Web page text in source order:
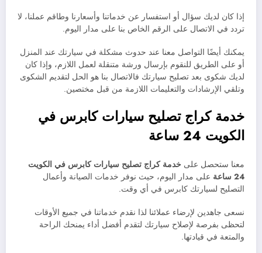
إذا كان لديك سؤال أو استفسار عن خدماتنا وأسعارنا وطاقم عملنا، لا
تردد في الاتصال على الرقم الخاص بنا على مدار اليوم.
يمكنك أيضًا التواصل معنا عند حدوث مشكلة في سيارتك عند المنزل
أو على الطريق للنقوم بإرسال ورشة متنقلة لعمل اللازم، وإذا كان
لديك شكوى بعد تصليح سيارتك فالاتصال بنا هو الحل لتقديم الشكوى
وتلقي الإرشادات والتعليمات اللازمة من قبل مختصين.
خدمة كراج تصليح سيارات كابرس في
الكويت 24 ساعة
معنا ستحصل على خدمةكراج تصليح سيارات كابرس في الكويت
24 ساعة
على مدار اليوم، حيث نوفر خدمات الصيانة وأعمال
التصليح لسيارتك كابرس في أي وقت.
نسعى جاهدين لإرضاء عملائنا لذا نقدم خدماتنا في جميع الأوقات
لتحظى بفرصة لإصلاح سيارتك لتقدم أفضل أداء يمنحك الراحة
والمتعة في قيادتها.